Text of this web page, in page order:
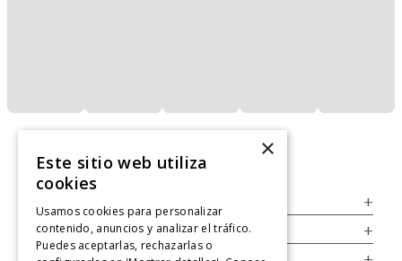
+
Legal +
×
Este sitio web utiliza
cookies
Usamos cookies para personalizar
contenido, anuncios y analizar el tráfico.
Puedes aceptarlas, rechazarlas o